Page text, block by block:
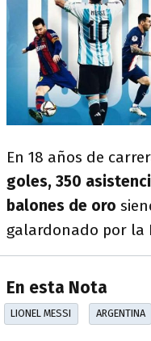
En 18 años de
goles, 350
balones de oro
galardonado por la
En esta Nota
LIONEL MESSI ARGENTINA